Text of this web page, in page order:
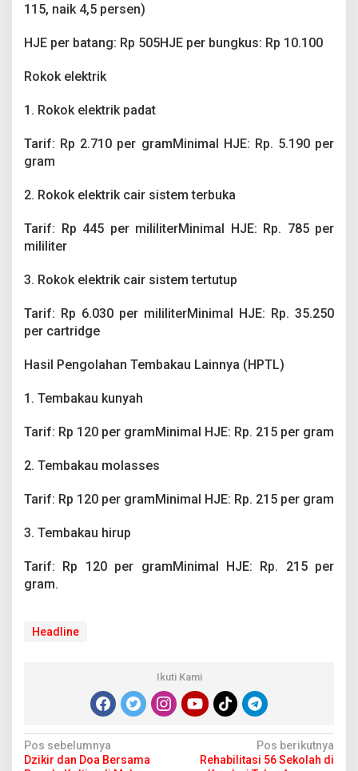
115, naik 4,5 persen)
HJE per batang: Rp 505HJE per bungkus: Rp 10.100
Rokok elektrik
1. Rokok elektrik padat
Tarif: Rp 2.710 per gramMinimal HJE: Rp. 5.190 per
gram
2. Rokok elektrik cair sistem terbuka
Tarif: Rp 445 per mililiterMinimal HJE: Rp. 785 per
mililiter
3. Rokok elektrik cair sistem tertutup
Tarif: Rp 6.030 per mililiterMinimal HJE: Rp. 35.250
per cartridge
Hasil Pengolahan Tembakau Lainnya (HPTL)
1. Tembakau kunyah
Tarif: Rp 120 per gramMinimal HJE: Rp. 215 per gram
2. Tembakau molasses
Tarif: Rp 120 per gramMinimal HJE: Rp. 215 per gram
3. Tembakau hirup
Tarif: Rp 120 per gramMinimal HJE: Rp. 215 per
gram.
Headline
Ikuti Kami
N
Pos sebelumnya
Dzikir dan Doa Bersama
Pos berikutnya
Rehabilitasi 56 Sekolah di